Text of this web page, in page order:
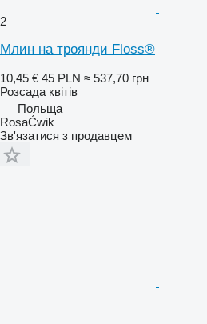
2
Млин на троянди Floss®
10,45 € 45 PLN ≈ 537,70 грн
Розсада квітів
Польща
RosaĆwik
Зв'язатися з продавцем